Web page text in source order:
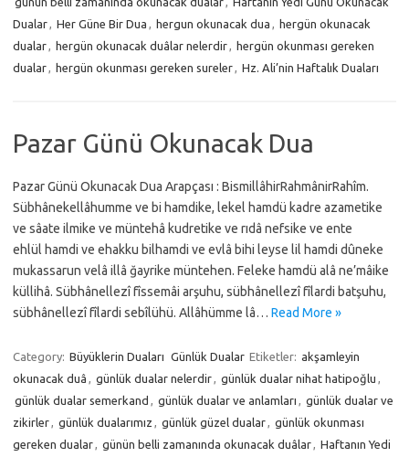
Dualar, Her Güne Bir Dua , hergun okunacak dua , hergün okunacak
dualar, hergün okunacak duâlar nelerdir, hergün okunması gereken
dualar, hergün okunması gereken sureler, Hz. Ali’nin Haftalık Duaları
Pazar Günü Okunacak Dua
Pazar Günü Okunacak Dua Arapçası : BismillâhirRahmânirRahîm.
Sübhânekellâhumme ve bi hamdike, lekel hamdü kadre azametike
ve sâate ilmike ve müntehâ kudretike ve rıdâ nefsike ve ente
ehlül hamdi ve ehakku bilhamdi ve evlâ bihi leyse lil hamdi dûneke
mukassarun velâ illâ ğayrike müntehen. Feleke hamdü alâ ne’mâike
küllihâ. Sübhânellezî fîssemâi arşuhu, sübhânellezî fîlardi batşuhu,
sübhânellezî fîlardi sebîlühü. Allâhümme lâ… Read More »
Category: Büyüklerin Duaları Günlük Dualar Etiketler: akşamleyin
okunacak duâ , günlük dualar nelerdir, günlük dualar nihat hatipoğlu ,
günlük dualar semerkand , günlük dualar ve anlamları , günlük dualar ve
zikirler, günlük dualarımız , günlük güzel dualar, günlük okunması
gereken dualar, günün belli zamanında okunacak duâlar, Haftanın Yedi